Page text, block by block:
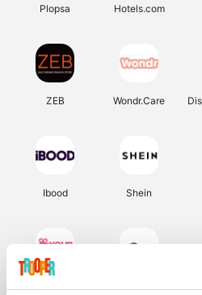
Plopsa Hotels.com
ZEB Wondr.Care
Ibood Shein